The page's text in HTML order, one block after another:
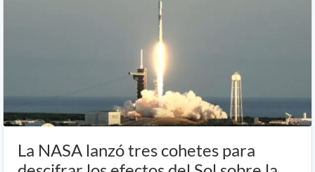
La NASA lanzó tres cohetes para